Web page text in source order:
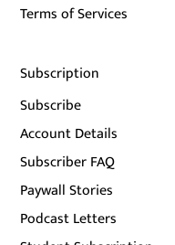
Terms of Services
Subscription
Subscribe
Account Details
Subscriber FAQ
Paywall Stories
Podcast Letters